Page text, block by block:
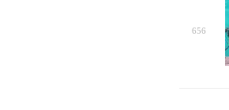
656